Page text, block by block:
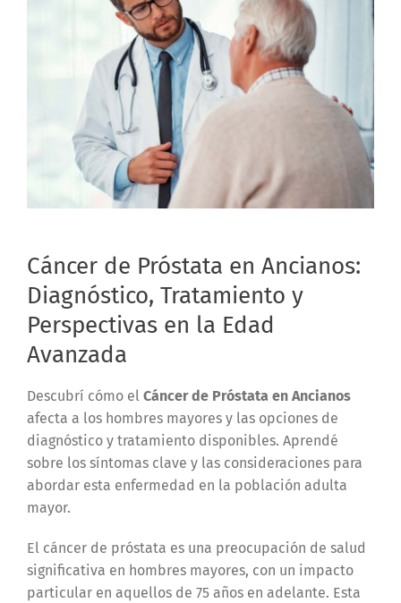
Cáncer de Próstata en Ancianos:
Diagnóstico, Tratamiento y
Perspectivas en la Edad
Avanzada
Descubrí cómo el Cáncer de Próstata en Ancianos
afecta a los hombres mayores y las opciones de
diagnóstico y tratamiento disponibles. Aprendé
sobre los síntomas clave y las consideraciones para
abordar esta enfermedad en la población adulta
mayor.
El cáncer de próstata es una preocupación de salud
significativa en hombres mayores, con un impacto
particular en aquellos de 75 años en adelante. Esta